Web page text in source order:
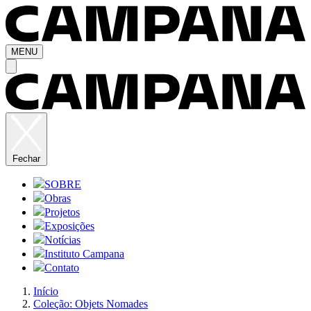
MENU
Fechar
SOBRE
Obras
Projetos
Exposições
Notícias
Instituto Campana
Contato
Início
Coleção: Objets Nomades